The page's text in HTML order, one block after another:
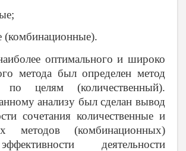
(комбинационные).
оптимального и широко
метода был определен метод
по целям (количественный).
анализу был сделан вывод
сочетания количественные и
методов (комбинационных)
деятельности